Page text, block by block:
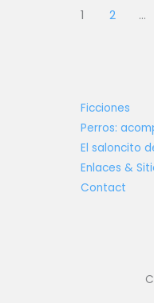
1 2 …
Ficciones
Perros:
El saloncito
Enlaces &
Contact